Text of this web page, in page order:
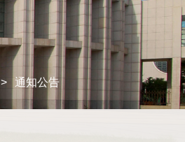
> 通知公告